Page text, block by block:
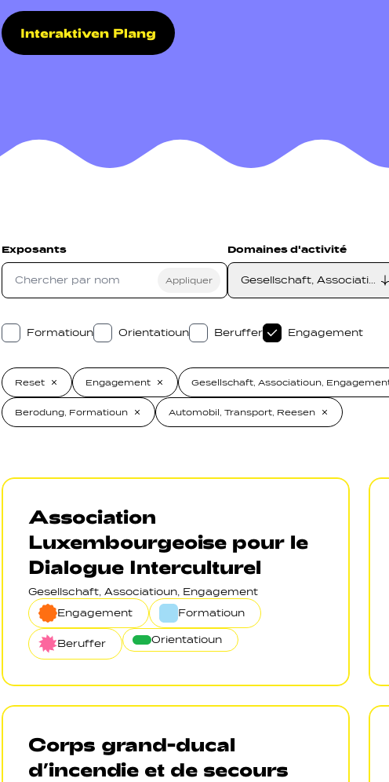
Sozial Netzwierker Navigation pied de page
Gérer les
Interaktiven Plang
Exposants Domaines d'activité
Gesellschaft,
Formatioun Orientatioun Beruffer Engagement
Reset Engagement Gesellschaft, Associatioun,
Berodung, Formatioun Automobil, Transport, Reesen
Association
Luxembourgeoise pour le
Dialogue Interculturel
Gesellschaft, Associatioun, Engagement
Engagement
Formatioun
Beruffer Orientatioun
Corps grand-ducal
d’incendie et de secours